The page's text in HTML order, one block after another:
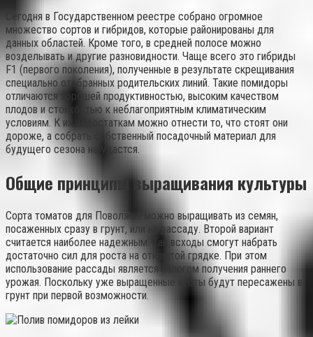
Сегодня в Государственном реестре собрано огромное
множество сортов и гибридов, которые районированы для
данных областей. Кроме того, в средней полосе можно
возделывать и другие разновидности. Чаще всего это гибриды
F1 (первого поколения), полученные в результате скрещивания
специально отобранных родительских линий. Такие помидоры
отличаются хорошей продуктивностью, высоким качеством
плодов и стойкостью к неблагоприятным климатическим
условиям. К их недостаткам можно отнести то, что стоят они
дороже, а собрать собственный посадочный материал для
будущего сезона не удастся.
Общие принципы выращивания культуры
Сорта томатов для Поволжья можно выращивать из семян,
посаженных сразу в грунт, или на рассаду. Второй вариант
считается наиболее надежным. Так всходы смогут набрать
достаточно сил для роста на открытой грядке. При этом
использование рассады является залогом получения раннего
урожая. Поскольку уже выращенные кусты будут пересажены в
грунт при первой возможности.